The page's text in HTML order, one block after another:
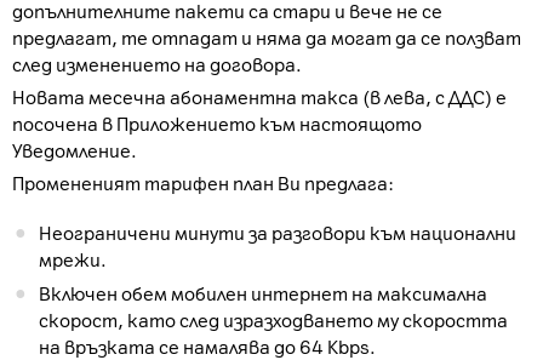
допълнителните пакети са стари и вече не се
предлагат, те отпадат и няма да могат да се ползват
след изменението на договора.
Новата месечна абонаментна такса (в лева, с ДДС) е
посочена в Приложението към настоящото
Уведомление.
Промененият тарифен план Ви предлага:
Неограничени минути за разговори към национални
мрежи.
Включен обем мобилен интернет на максимална
скорост, като след изразходването му скоростта
на връзката се намалява до 64 Kbps.